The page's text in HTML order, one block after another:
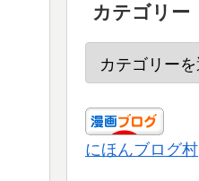
カテゴリー
にほんブログ村